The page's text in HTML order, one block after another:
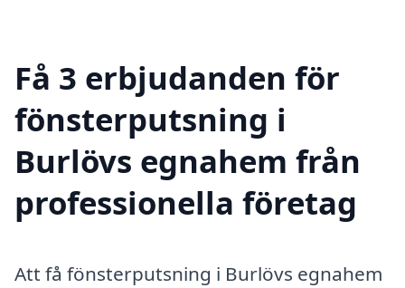
Få 3 erbjudanden för
fönsterputsning i
Burlövs egnahem från
professionella företag
Att få fönsterputsning i Burlövs egnahem